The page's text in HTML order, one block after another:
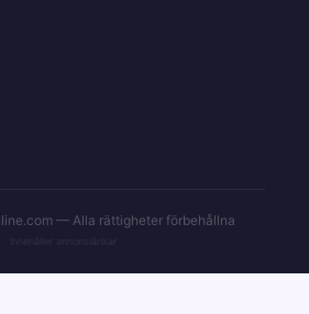
— Alla rättigheter förbehållna